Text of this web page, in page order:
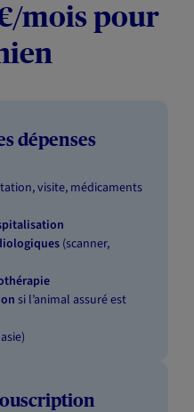
mois pour
dépenses
visite, médicaments
(scanner,
si l’animal assuré est